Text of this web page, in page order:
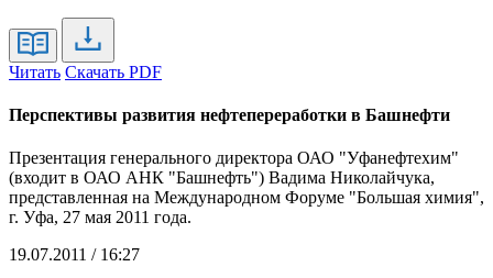
Читать Скачать PDF
Перспективы развития нефтепереработки в Башнефти
Презентация генерального директора ОАО "Уфанефтехим"
(входит в ОАО АНК "Башнефть") Вадима Николайчука,
представленная на Международном Форуме "Большая химия",
г. Уфа, 27 мая 2011 года.
19.07.2011 / 16:27